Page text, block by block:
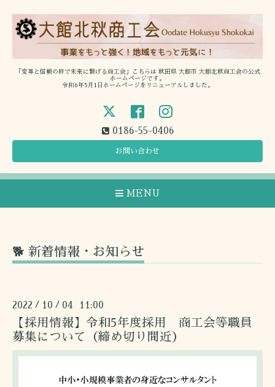
「変革と信頼の絆で未来に繋げる商工会」こちらは 秋田県 大館市 大館北秋商工会の公式
ホームページです。
令和6年5月1日ホームページをリニューアルしました。
0186-55-0406
お問い合わせ
MENU
🐕 新着情報・お知らせ
2022 / 10 / 04 11:00
【採用情報】令和5年度採用 商工会等職員
募集について（締め切り間近）